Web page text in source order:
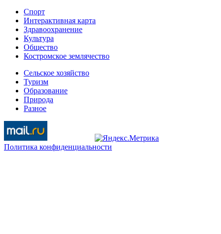
Спорт
Интерактивная карта
Здравоохранение
Культура
Общество
Костромское землячество
Сельское хозяйство
Туризм
Образование
Природа
Разное
Политика конфиденциальности